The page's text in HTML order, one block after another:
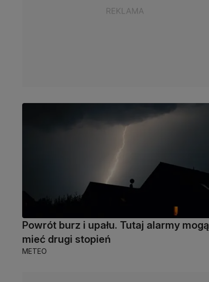
Powrót burz i upału. Tutaj alarmy mogą
mieć drugi stopień
METEO